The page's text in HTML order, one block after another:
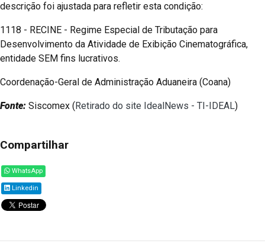
descrição foi ajustada para refletir esta condição:
1118 - RECINE - Regime Especial de Tributação para
Desenvolvimento da Atividade de Exibição Cinematográfica,
entidade SEM fins lucrativos.
Coordenação-Geral de Administração Aduaneira (Coana)
Fonte: Siscomex (Retirado do site IdealNews - TI-IDEAL)
Compartilhar
WhatsApp
Linkedin